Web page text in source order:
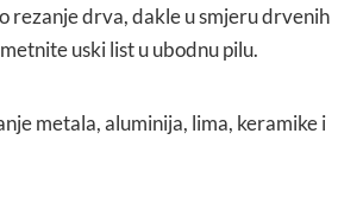
rezanje drva, dakle u smjeru drvenih
uski list u ubodnu pilu.
metala, aluminija, lima, keramike i